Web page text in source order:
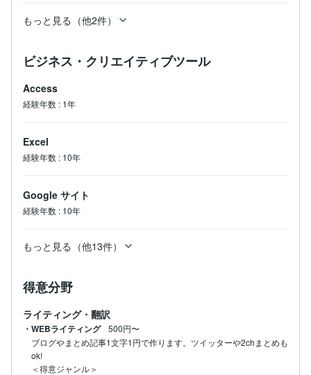
もっと見る（他2件）
ビジネス・クリエイティブツール
Access
経験年数 : 1年
Excel
経験年数 : 10年
Google サイト
経験年数 : 10年
もっと見る（他13件）
得意分野
ライティング・翻訳
・WEBライティング
500円〜
ブログやまとめ記事1文字1円で作ります。ツイッターや2chまとめも
ok!
＜得意ジャンル＞